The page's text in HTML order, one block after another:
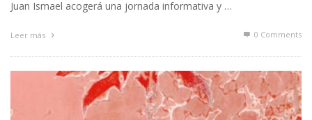
Juan Ismael acogerá una jornada informativa y …
Leer más 0 Comments